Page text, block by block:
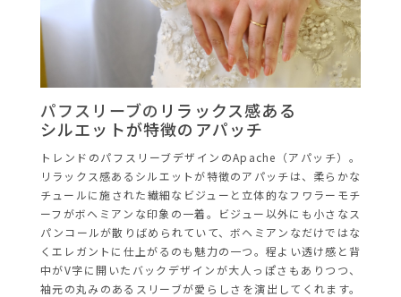
パフスリーブの リラックス感ある
シルエットが特徴のアパッチ
トレンドのパフスリーブデザインのApache（アパッチ）。
リラックス感あるシルエットが特徴のアパッチは、柔らかな
チュールに施された繊細なビジューと立体的なフワラーモチ
ーフがボヘミアンな印象の一着。ビジュー以外にも小さなス
パンコールが散りばめられていて、ボヘミアンなだけではな
くエレガントに仕上がるのも魅力の一つ。程よい透け感と背
中がV字に開いたバックデザインが大人っぽさもありつつ、
袖元の丸みのあるスリーブが愛らしさを演出してくれます。